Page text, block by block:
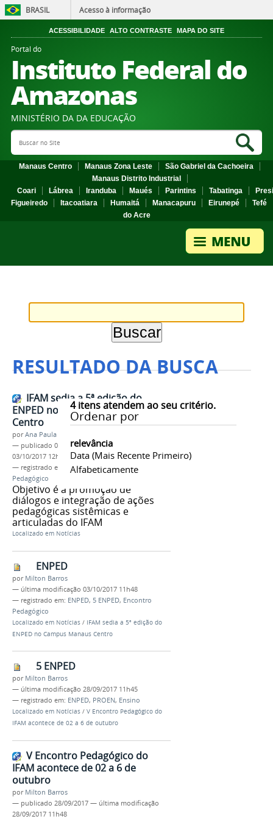
BRASIL Acesso à informação
ACESSIBILIDADE ALTO CONTRASTE MAPA DO SITE
Portal do
Instituto Federal do
Amazonas
MINISTÉRIO DA DA EDUCAÇÃO
Search Site
Manaus Centro Manaus Zona Leste
São Gabriel da Cachoeira
Manaus Distrito Industrial
Coari
Lábrea Iranduba Maués Parintins Tabatinga
Figueiredo
Itacoatiara Humaitá Manacapuru Eirunepé
Tefé
do Acre
RESULTADO DA BUSCA
4itens atendem ao seu critério.
Ordenar por
relevância
Data (mais Recente Primeiro)
Alfabeticamente
IFAM sedia a 5ª edição do
ENPED no Campus Manaus
Centro
porAna Paula Batista
— publicado 03/10/2017—última modificação
03/10/2017 12h37
— registrado em:
ENPED,5 ENPED,Encontro
Pedagógico
Objetivo é a promoção de
diálogos e integração de ações
pedagógicas sistêmicas e
articuladas do IFAM
Localizado em Notícias
ENPED
por Milton Barros
— última modificação 03/10/2017 11h48
— registrado em: ENPED, 5 ENPED, Encontro
Pedagógico
Localizado em Notícias / IFAM sedia a 5ª edição do
ENPED no Campus Manaus Centro
5 ENPED
por Milton Barros
— última modificação 28/09/2017 11h45
— registrado em: ENPED, PROEN, Ensino
Localizado em Notícias / V Encontro Pedagógico do
IFAM acontece de 02 a 6 de outubro
V Encontro Pedagógico do
IFAM acontece de 02 a 6 de
outubro
por Milton Barros
— publicado 28/09/2017 — última modificação
28/09/2017 11h48